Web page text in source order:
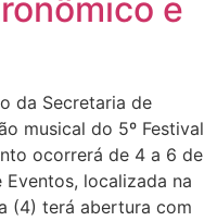
e
da Secretaria de
musical do 5º Festival
ocorrerá de 4 a 6 de
localizada na
(4) terá abertura com